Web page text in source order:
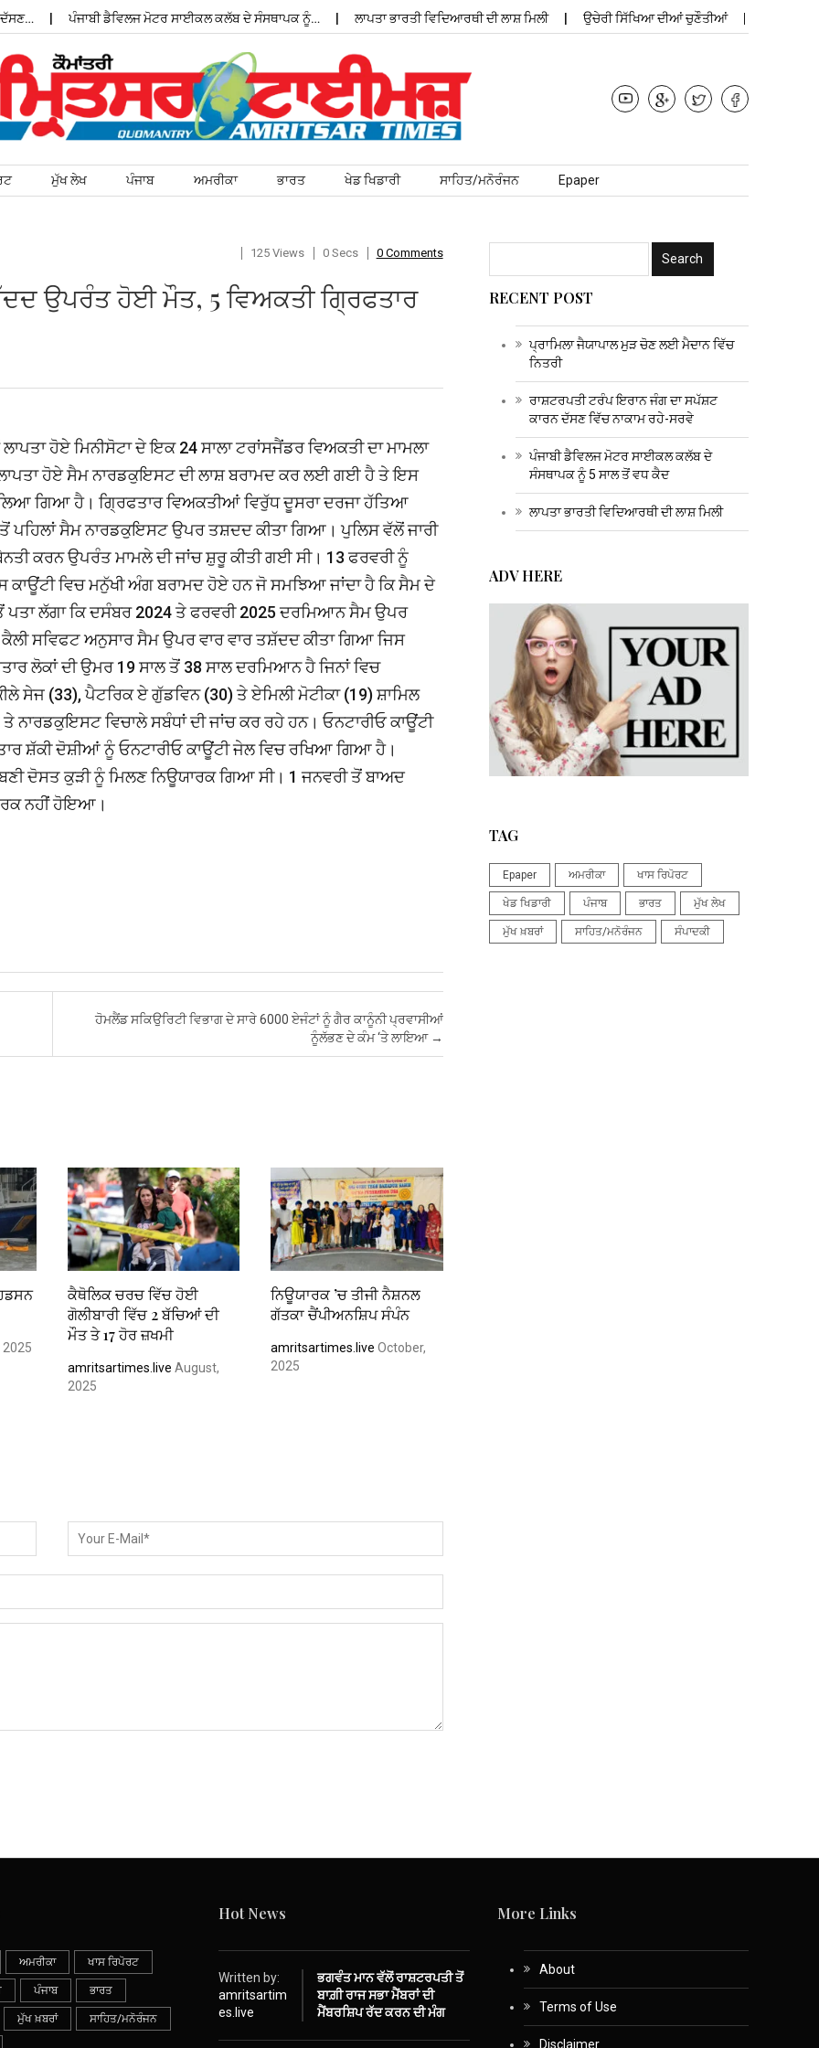
ਪੰਜਾਬੀ ਡੈਵਿਲਜ ਮੋਟਰ ਸਾਈਕਲ ਕਲੱਬ ਦੇ ਸੰਸਥਾਪਕ ਨੂੰ… ਲਾਪਤਾ ਭਾਰਤੀ ਵਿਦਿਆਰਥੀ ਦੀ ਲਾਸ਼ ਮਿਲੀ ਉਚੇਰੀ ਸਿੱਖਿਆ ਦੀਆਂ ਚੁਣੌਤੀਆਂ
ਮੁੱਖ ਲੇਖ ਪੰਜਾਬ ਅਮਰੀਕਾ ਭਾਰਤ ਖੇਡ ਖਿਡਾਰੀ ਸਾਹਿਤ/ਮਨੋਰੰਜਨ Epaper
125 Views 0 Secs 0 Comments
ਉਪਰੰਤ ਹੋਈ ਮੌਤ, 5 ਵਿਅਕਤੀ ਗ੍ਰਿਫਤਾਰ
ਹੋਏ ਮਿਨੀਸੋਟਾ ਦੇ ਇਕ 24 ਸਾਲਾ ਟਰਾਂਸਜੈਂਡਰ ਵਿਅਕਤੀ ਦਾ ਮਾਮਲਾ
ਹੋਏ ਸੈਮ ਨਾਰਡਕੁਇਸਟ ਦੀ ਲਾਸ਼ ਬਰਾਮਦ ਕਰ ਲਈ ਗਈ ਹੈ ਤੇ ਇਸ
ਗਿਆ ਹੈ। ਗ੍ਰਿਫਤਾਰ ਵਿਅਕਤੀਆਂ ਵਿਰੁੱਧ ਦੂਸਰਾ ਦਰਜਾ ਹੱਤਿਆ
ਪਹਿਲਾਂ ਸੈਮ ਨਾਰਡਕੁਇਸਟ ਉਪਰ ਤਸ਼ਦਦ ਕੀਤਾ ਗਿਆ। ਪੁਲਿਸ ਵੱਲੋਂ ਜਾਰੀ
ਕਰਨ ਉਪਰੰਤ ਮਾਮਲੇ ਦੀ ਜਾਂਚ ਸ਼ੁਰੂ ਕੀਤੀ ਗਈ ਸੀ। 13 ਫਰਵਰੀ ਨੂੰ
ਵਿਚ ਮਨੁੱਖੀ ਅੰਗ ਬਰਾਮਦ ਹੋਏ ਹਨ ਜੋ ਸਮਝਿਆ ਜਾਂਦਾ ਹੈ ਕਿ ਸੈਮ ਦੇ
ਲੱਗਾ ਕਿ ਦਸੰਬਰ 2024 ਤੇ ਫਰਵਰੀ 2025 ਦਰਮਿਆਨ ਸੈਮ ਉਪਰ
ਸਵਿਫਟ ਅਨੁਸਾਰ ਸੈਮ ਉਪਰ ਵਾਰ ਵਾਰ ਤਸ਼ੱਦਦ ਕੀਤਾ ਗਿਆ ਜਿਸ
ਲੋਕਾਂ ਦੀ ਉਮਰ 19 ਸਾਲ ਤੋਂ 38 ਸਾਲ ਦਰਮਿਆਨ ਹੈ ਜਿਨਾਂ ਵਿਚ
(33), ਪੈਟਰਿਕ ਏ ਗੁੱਡਵਿਨ (30) ਤੇ ਏਮਿਲੀ ਮੋਟੀਕਾ (19) ਸ਼ਾਮਿਲ
ਨਾਰਡਕੁਇਸਟ ਵਿਚਾਲੇ ਸਬੰਧਾਂ ਦੀ ਜਾਂਚ ਕਰ ਰਹੇ ਹਨ। ਓਨਟਾਰੀਓ ਕਾਊਂਟੀ
ਸ਼ੱਕੀ ਦੋਸ਼ੀਆਂ ਨੂੰ ਓਨਟਾਰੀਓ ਕਾਊਂਟੀ ਜੇਲ ਵਿਚ ਰਖਿਆ ਗਿਆ ਹੈ।
ਦੋਸਤ ਕੁੜੀ ਨੂੰ ਮਿਲਣ ਨਿਊਯਾਰਕ ਗਿਆ ਸੀ। 1 ਜਨਵਰੀ ਤੋਂ ਬਾਅਦ
ਨਹੀਂ ਹੋਇਆ।
ਹੋਮਲੈਂਡ ਸਕਿਉਰਿਟੀ ਵਿਭਾਗ ਦੇ ਸਾਰੇ 6000 ਏਜੰਟਾਂ ਨੂੰ ਗੈਰ ਕਾਨੂੰਨੀ ਪ੍ਰਵਾਸੀਆਂ
ਨੂੰਲੱਭਣ ਦੇ ਕੰਮ ‘ਤੇ ਲਾਇਆ →
2025
ਕੈਥੋਲਿਕ ਚਰਚ ਵਿੱਚ ਹੋਈ
ਗੋਲੀਬਾਰੀ ਵਿੱਚ 2 ਬੱਚਿਆਂ ਦੀ
ਮੌਤ ਤੇ 17 ਹੋਰ ਜ਼ਖਮੀ
amritsartimes.live August,
2025
ਨਿਊਯਾਰਕ ’ਚ ਤੀਜੀ ਨੈਸ਼ਨਲ
ਗੱਤਕਾ ਚੈਂਪੀਅਨਸ਼ਿਪ ਸੰਪੰਨ
amritsartimes.live October,
2025
RECENT POST
ਪ੍ਰਾਮਿਲਾ ਜੈਯਾਪਾਲ ਮੁੜ ਚੋਣ ਲਈ ਮੈਦਾਨ ਵਿੱਚ
ਨਿਤਰੀ
ਰਾਸ਼ਟਰਪਤੀ ਟਰੰਪ ਇਰਾਨ ਜੰਗ ਦਾ ਸਪੱਸ਼ਟ
ਕਾਰਨ ਦੱਸਣ ਵਿੱਚ ਨਾਕਾਮ ਰਹੇ-ਸਰਵੇ
ਪੰਜਾਬੀ ਡੈਵਿਲਜ ਮੋਟਰ ਸਾਈਕਲ ਕਲੱਬ ਦੇ
ਸੰਸਥਾਪਕ ਨੂੰ 5 ਸਾਲ ਤੋਂ ਵਧ ਕੈਦ
ਲਾਪਤਾ ਭਾਰਤੀ ਵਿਦਿਆਰਥੀ ਦੀ ਲਾਸ਼ ਮਿਲੀ
ADV HERE
TAG
Epaper ਅਮਰੀਕਾ ਖਾਸ ਰਿਪੋਰਟ
ਖੇਡ ਖਿਡਾਰੀ ਪੰਜਾਬ ਭਾਰਤ ਮੁੱਖ ਲੇਖ
ਮੁੱਖ ਖ਼ਬਰਾਂ ਸਾਹਿਤ/ਮਨੋਰੰਜਨ ਸੰਪਾਦਕੀ
ਅਮਰੀਕਾ ਖਾਸ ਰਿਪੋਰਟ
ਪੰਜਾਬ ਭਾਰਤ
ਮੁੱਖ ਖ਼ਬਰਾਂ ਸਾਹਿਤ/ਮਨੋਰੰਜਨ
Hot News
Written by:
amritsartim
es.live
ਭਗਵੰਤ ਮਾਨ ਵੱਲੋਂ ਰਾਸ਼ਟਰਪਤੀ ਤੋਂ
ਬਾਗ਼ੀ ਰਾਜ ਸਭਾ ਮੈਂਬਰਾਂ ਦੀ
ਮੈਂਬਰਸ਼ਿਪ ਰੱਦ ਕਰਨ ਦੀ ਮੰਗ
More Links
About
Terms of Use
Disclaimer